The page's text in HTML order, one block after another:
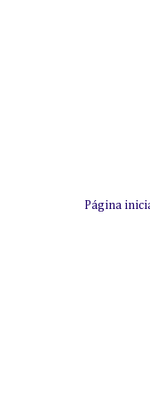
Página